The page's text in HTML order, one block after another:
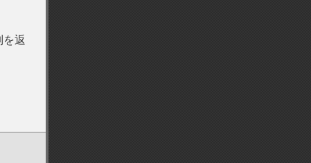
返